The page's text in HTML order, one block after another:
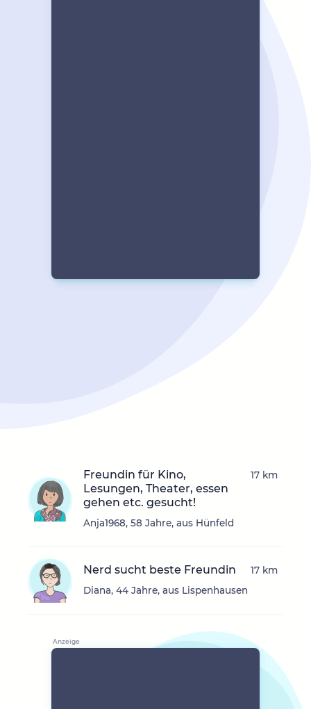
Freundin für Kino,
Lesungen, Theater, essen
gehen etc. gesucht!
Anja1968, 58 Jahre, aus Hünfeld
17 km
Nerd sucht beste Freundin
Diana, 44 Jahre, aus Lispenhausen
17 km